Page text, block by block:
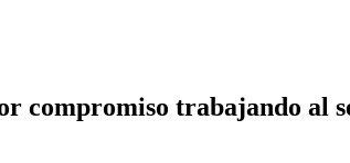
compromiso trabajando al